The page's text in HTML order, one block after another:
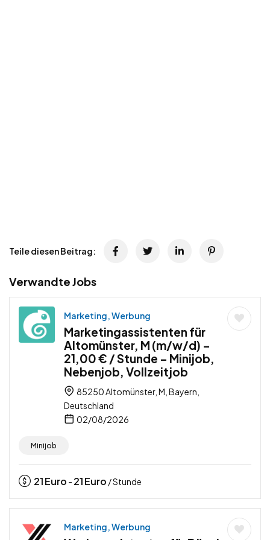
Teile diesen Beitrag:
Verwandte Jobs
Marketing, Werbung
Marketingassistenten für
Altomünster, M (m/w/d) –
21,00 € / Stunde – Minijob,
Nebenjob, Vollzeitjob
85250 Altomünster, M, Bayern,
Deutschland
02/08/2026
Minijob
21Euro - 21Euro / Stunde
Marketing, Werbung